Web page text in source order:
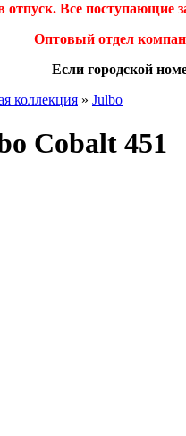
Все поступающие
Оптовый отдел
Если городской
коллекция » Julbo
Cobalt 451